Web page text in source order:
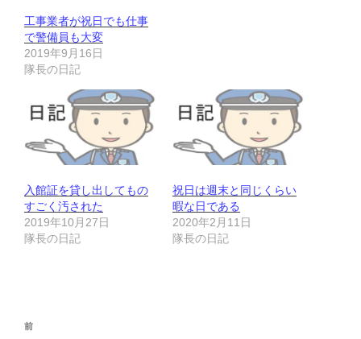
工事業者が祝日でも仕事
で警備員も大変
2019年9月16日
隊長の日記
入館証を貸し出してもの
すごく汚された
2019年10月27日
隊長の日記
祝日は週末と同じくらい
暇な日である
2020年2月11日
隊長の日記
投
前
前